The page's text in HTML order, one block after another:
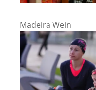
Madeira Wein